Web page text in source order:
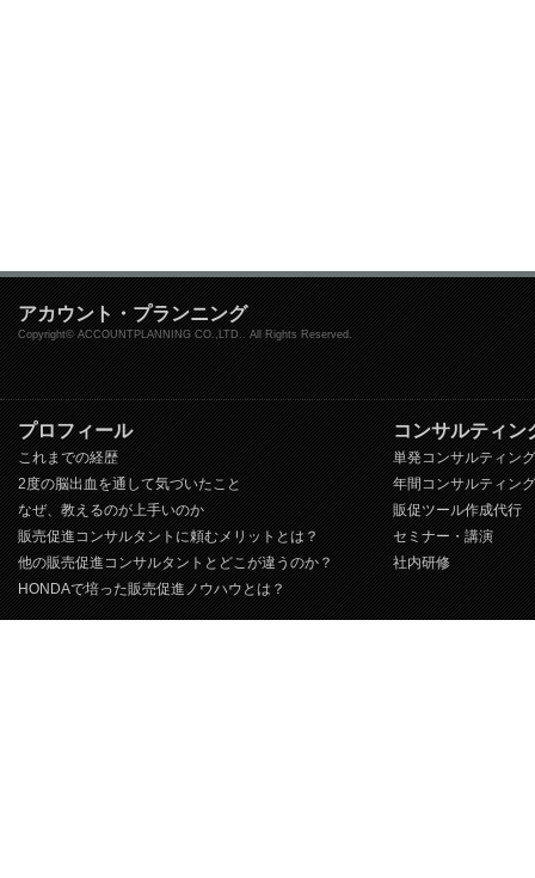
アカウント・プランニング
Copyright© ACCOUNTPLANNING CO.,LTD.. All Rights Reserved.
プロフィール
これまでの経歴
2度の脳出血を通して気づいたこと
なぜ、教えるのが上手いのか
販売促進コンサルタントに頼むメリットとは？
他の販売促進コンサルタントとどこが違うのか？
HONDAで培った販売促進ノウハウとは？
コンサルティン
単発コンサルティング
年間コンサルティング
販促ツール作成代行
セミナー・講演
社内研修